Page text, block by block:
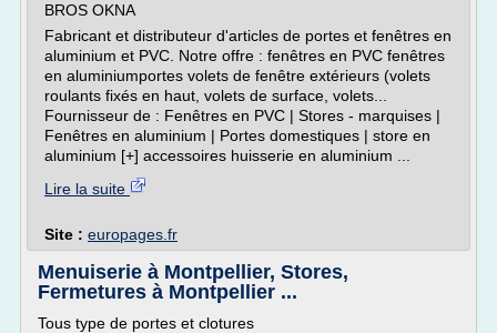
BROS OKNA
Fabricant et distributeur d'articles de portes et fenêtres en
aluminium et PVC. Notre offre : fenêtres en PVC fenêtres
en aluminiumportes volets de fenêtre extérieurs (volets
roulants fixés en haut, volets de surface, volets...
Fournisseur de : Fenêtres en PVC | Stores - marquises |
Fenêtres en aluminium | Portes domestiques | store en
aluminium [+] accessoires huisserie en aluminium ...
Lire la suite
Site : europages.fr
Menuiserie à Montpellier, Stores,
Fermetures à Montpellier ...
Tous type de portes et clotures